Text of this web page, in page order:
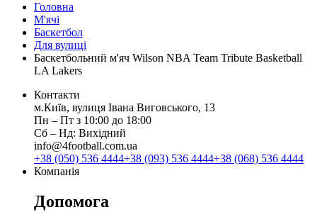
Головна
М'ячі
Баскетбол
Для вулиці
Баскетбольний м'яч Wilson NBA Team Tribute Basketball
LA Lakers
Контакти
м.Київ, вулиця Івана Виговського, 13
Пн ‒ Пт з 10:00 до 18:00
Сб ‒ Нд: Вихідний
info@4football.com.ua
+38 (050) 536 4444+38 (093) 536 4444+38 (068) 536 4444
Компанія
Допомога